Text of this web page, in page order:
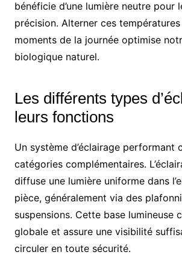
bénéficie d’une lumière neutre pour
précision. Alterner ces
moments de la journée optimise
biologique naturel.
Les différents types
leurs fonctions
Un système d’éclairage performant
catégories complémentaires.
diffuse une lumière uniforme dans
pièce, généralement via des
suspensions. Cette base lumineuse
globale et assure une visibilité
circuler en toute sécurité.